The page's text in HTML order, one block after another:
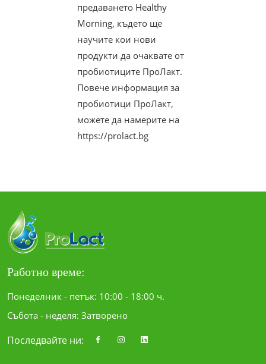
предаването Healthy
Morning, където ще
научите кои нови
продукти да очаквате от
пробиотиците ПроЛакт.
Повече информация за
пробиотици ПроЛакт,
можете да намерите на
https://prolact.bg
Работно време:
Понеделник - петък: 10:00 - 18:00 ч.
Събота - неделя: Затворено
Последвайте ни: